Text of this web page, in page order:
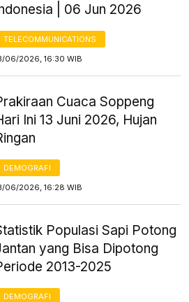
| 06 Jun 2026
TELECOMMUNICATIONS
06/2026, 16:30 WIB
Cuaca Soppeng
Ini 13 Juni 2026, Hujan
DEMOGRAFI
06/2026, 16:28 WIB
Populasi Sapi Potong
yang Bisa Dipotong
2013-2025
DEMOGRAFI